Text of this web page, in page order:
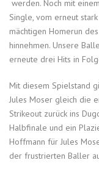
werden. Noch mit
Single, vom erneut
mächtigen Homerun
hinnehmen. Unsere
erneute drei Hits in
Mit diesem Spielstand
Jules Moser gleich die
Strikeout zurück ins
Halbfinale und ein
Hoffmann für Jules
der frustrierten Baller